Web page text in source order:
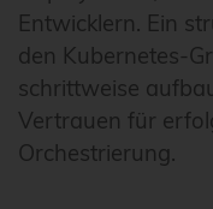
Entwicklern. Ein
den Kubernetes-
schrittweise
Vertrauen für
Orchestrierung.